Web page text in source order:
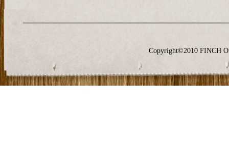
Copyright©2010 FINCH